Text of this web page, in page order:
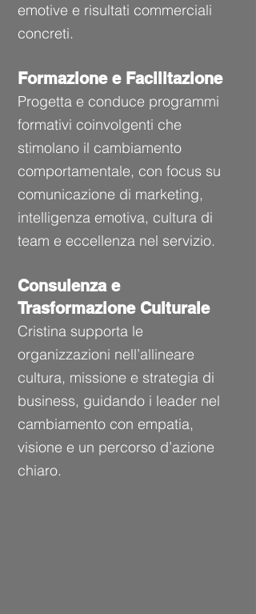
emotive e risultati commerciali
concreti.
Formazione e Facilitazione
Progetta e conduce programmi
formativi coinvolgenti che
stimolano il cambiamento
comportamentale, con focus su
comunicazione di marketing,
intelligenza emotiva, cultura di
team e eccellenza nel servizio.
Consulenza e
Trasformazione Culturale
Cristina supporta le
organizzazioni nell’allineare
cultura, missione e strategia di
business, guidando i leader nel
cambiamento con empatia,
visione e un percorso d’azione
chiaro.